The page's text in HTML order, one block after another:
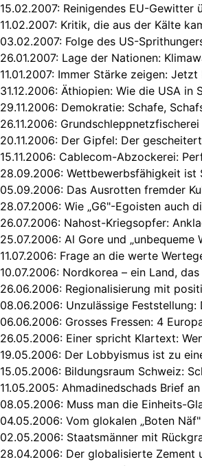
15.02.2007: Reinigendes EU-Gewitter
11.02.2007: Kritik, die aus der Kälte
03.02.2007: Folge des US-
26.01.2007: Lage der Nationen:
11.01.2007: Immer Stärke zeigen:
31.12.2006: Äthiopien: Wie die USA in
29.11.2006: Demokratie: Schafe,
26.11.2006:
20.11.2006: Der Gipfel: Der
15.11.2006: Cablecom-Abzockerei:
28.09.2006: Wettbewerbsfähigkeit ist
05.09.2006: Das Ausrotten fremder
28.07.2006: Wie „G6"-Egoisten auch
26.07.2006: Nahost-Kriegsopfer:
25.07.2006: Al Gore und „unbequeme
11.07.2006: Frage an die werte
10.07.2006: Nordkorea – ein Land,
26.06.2006: Regionalisierung mit
08.06.2006: Unzulässige
06.06.2006: Grosses Fressen: 4
26.05.2006: Einer spricht Klartext:
19.05.2006: Der Lobbyismus ist zu
15.05.2006: Bildungsraum Schweiz:
11.05.2005: Ahmadinedschads Brief
08.05.2006: Muss man die Einheits-
04.05.2006: Vom glokalen „Boten
02.05.2006: Staatsmänner mit
28.04.2006: Der globalisierte Zement